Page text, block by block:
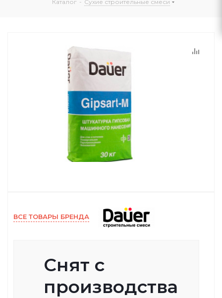
Каталог - Сухие строительные смеси
ВСЕ ТОВАРЫ БРЕНДА
Снят с
производства